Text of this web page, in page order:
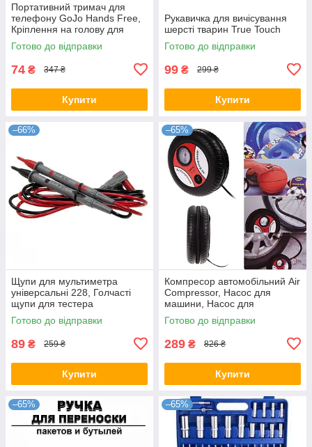
Портативний тримач для
телефону GoJo Hands Free,
Кріплення на голову для
телефону
Готово до відправки
74 ₴ 347 ₴
Купити
Рукавичка для вичісування
шерсті тварин True Touch
Готово до відправки
99 ₴ 299 ₴
Купити
–66%
Щупи для мультиметра
універсальні 228, Голчасті
щупи для тестера
Готово до відправки
89 ₴ 259 ₴
Купити
–65%
Компресор автомобільний Air
Compressor, Насос для
машини, Насос для
накачування шин
Готово до відправки
289 ₴ 826 ₴
Купити
–65% –65%